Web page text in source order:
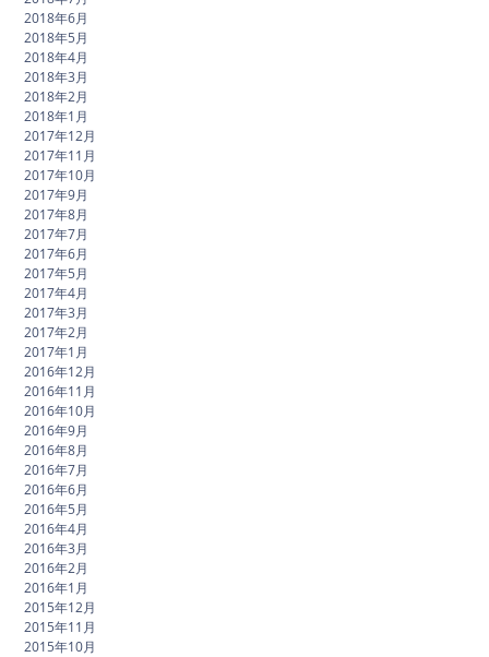
2018年6月
2018年5月
2018年4月
2018年3月
2018年2月
2018年1月
2017年12月
2017年11月
2017年10月
2017年9月
2017年8月
2017年7月
2017年6月
2017年5月
2017年4月
2017年3月
2017年2月
2017年1月
2016年12月
2016年11月
2016年10月
2016年9月
2016年8月
2016年7月
2016年6月
2016年5月
2016年4月
2016年3月
2016年2月
2016年1月
2015年12月
2015年11月
2015年10月